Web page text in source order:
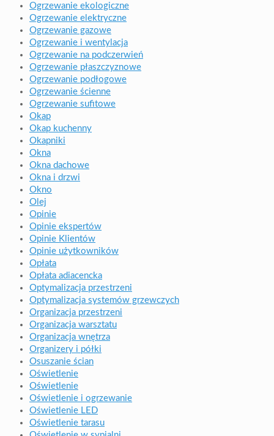
Ogrzewanie ekologiczne
Ogrzewanie elektryczne
Ogrzewanie gazowe
Ogrzewanie i wentylacja
Ogrzewanie na podczerwień
Ogrzewanie płaszczyznowe
Ogrzewanie podłogowe
Ogrzewanie ścienne
Ogrzewanie sufitowe
Okap
Okap kuchenny
Okapniki
Okna
Okna dachowe
Okna i drzwi
Okno
Olej
Opinie
Opinie ekspertów
Opinie Klientów
Opinie użytkowników
Opłata
Opłata adiacencka
Optymalizacja przestrzeni
Optymalizacja systemów grzewczych
Organizacja przestrzeni
Organizacja warsztatu
Organizacja wnętrza
Organizery i półki
Osuszanie ścian
Oświetlenie
Oświetlenie
Oświetlenie i ogrzewanie
Oświetlenie LED
Oświetlenie tarasu